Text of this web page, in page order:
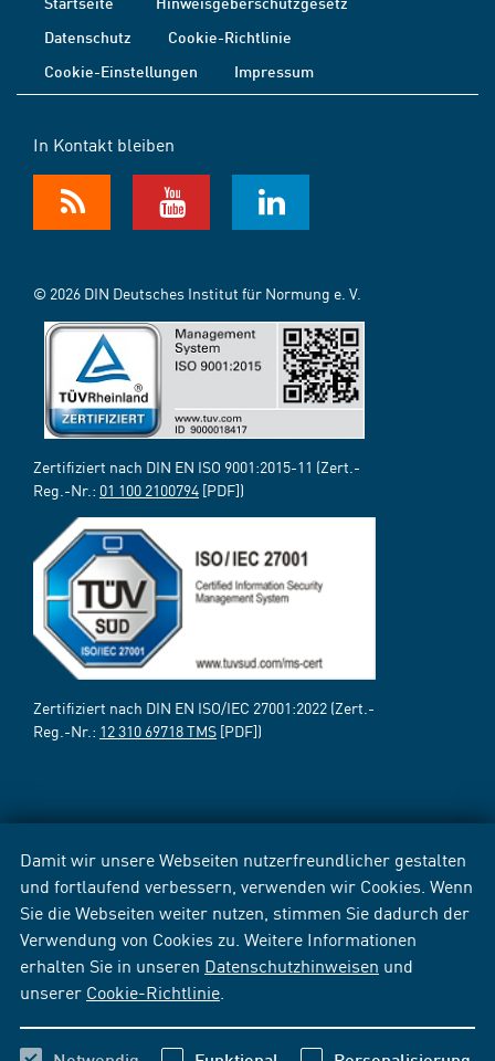
Damit wir unsere Webseiten nutzerfreundlicher gestalten
und fortlaufend verbessern, verwenden wir Cookies. Wenn
Sie die Webseiten weiter nutzen, stimmen Sie dadurch der
Verwendung von Cookies zu. Weitere Informationen
erhalten Sie in unseren Datenschutzhinweisen und
unserer Cookie-Richtlinie
Datenschutz
Cookie-Richtlinie
Cookie-Einstellungen
Impressum
In Kontakt bleiben
© 2026 DIN Deutsches Institut für Normung e. V.
Zertifiziert nach DIN EN ISO 9001:2015-11 (Zert.-
Reg.-Nr.: 01 100 2100794 [PDF])
Zertifiziert nach DIN EN ISO/IEC 27001:2022 (Zert.-
Reg.-Nr.: 12 310 69718 TMS [PDF])